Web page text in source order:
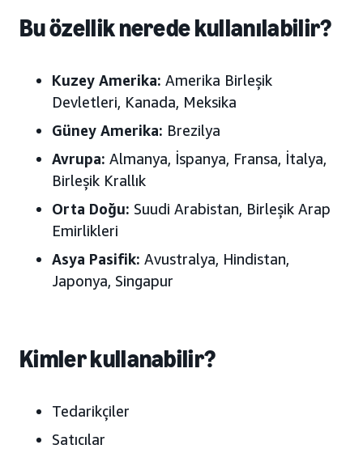
Bu özellik nerede kullanılabilir?
Kuzey Amerika: Amerika Birleşik
Devletleri, Kanada, Meksika
Güney Amerika: Brezilya
Avrupa: Almanya, İspanya, Fransa, İtalya,
Birleşik Krallık
Orta Doğu: Suudi Arabistan, Birleşik Arap
Emirlikleri
Asya Pasifik: Avustralya, Hindistan,
Japonya, Singapur
Kimler kullanabilir?
Tedarikçiler
Satıcılar